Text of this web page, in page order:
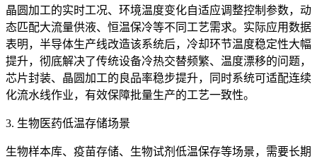
晶圆加工的实时工况、环境温度变化自适应调整控制参数，动
态匹配大流量供液、恒温保冷等不同工艺需求。实际应用数据
表明，半导体生产线改造该系统后，冷却环节温度稳定性大幅
提升，彻底解决了传统设备冷热交替频繁、温度漂移的问题，
芯片封装、晶圆加工的良品率稳步提升，同时系统可适配连续
化流水线作业，有效保障批量生产的工艺一致性。
3. 生物医药低温存储场景
生物样本库、疫苗存储、生物试剂低温保存等场景，需要长期